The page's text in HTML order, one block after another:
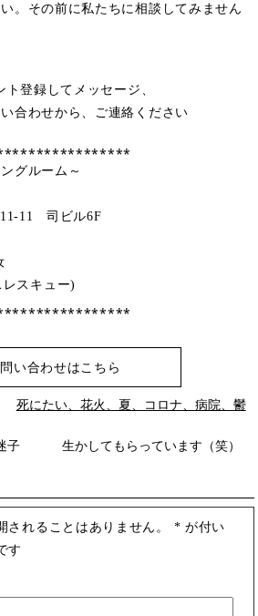
。その前に私たちに相談してみません
登録してメッセージ、
合わせから、ご連絡ください
グルーム～
11-11 司ビル6F
レスキュー)
い合わせはこちら
死にたい、花火、夏、コロナ、病院、鬱
子 生かしてもらっています（笑）
されることはありません。 * が付い
す